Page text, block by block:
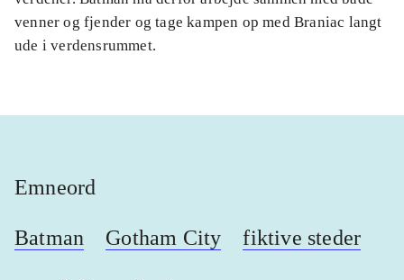
venner og fjender og tage kampen op med Braniac langt
ude i verdensrummet.
Emneord
Batman Gotham City fiktive steder